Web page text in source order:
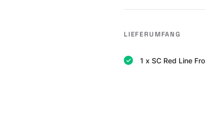
LIEFERUMFANG
1 x SC Red Line